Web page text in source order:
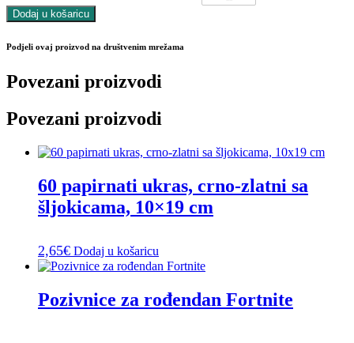
Dodaj u košaricu
Podjeli ovaj proizvod na društvenim mrežama
Povezani proizvodi
Povezani proizvodi
60 papirnati ukras, crno-zlatni sa
šljokicama, 10×19 cm
2,65€ Dodaj u košaricu
Pozivnice za rođendan Fortnite